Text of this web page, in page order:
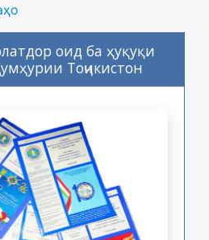
оид ба ҳуқуқи
Тоҷикистон